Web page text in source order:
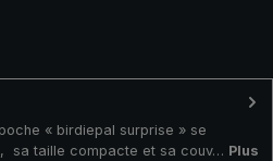
« birdiepal surprise » se
sa taille compacte et sa couv… Plus